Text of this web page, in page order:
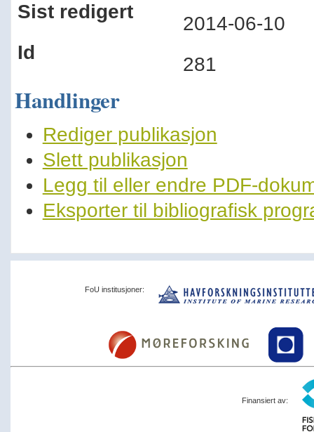
Sist redigert
2014-06-10
Id
281
Handlinger
Rediger publikasjon
Slett publikasjon
Legg til eller endre PDF-
Eksporter til bibliografisk
FoU institusjoner:
Finansiert av: